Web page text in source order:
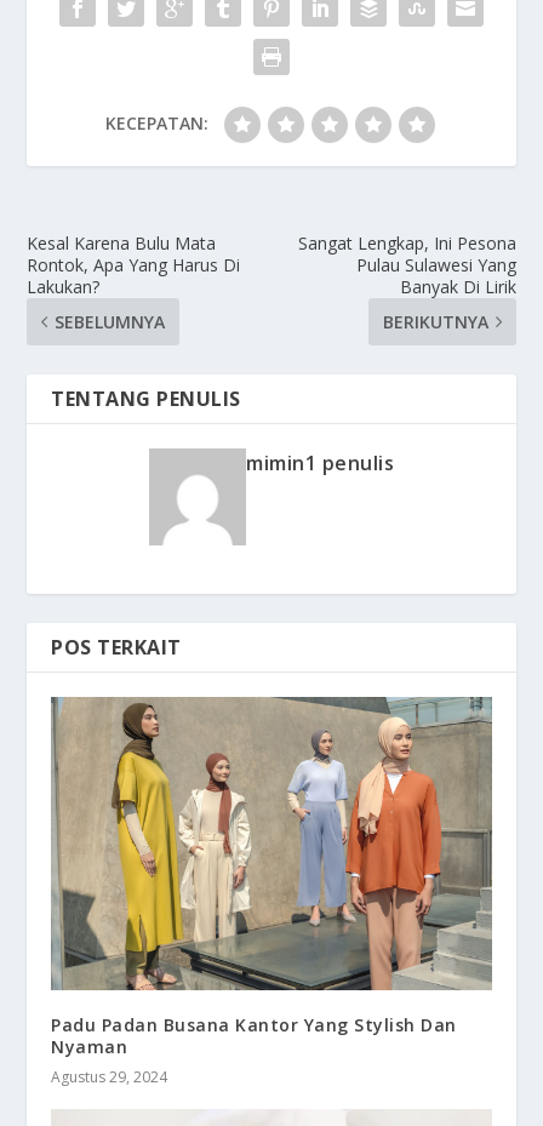
KECEPATAN:
Kesal Karena Bulu Mata
Rontok, Apa Yang Harus Di
Lakukan?
SEBELUMNYA
Sangat Lengkap, Ini Pesona
Pulau Sulawesi Yang
Banyak Di Lirik
BERIKUTNYA
TENTANG PENULIS
mimin1 penulis
POS TERKAIT
Padu Padan Busana Kantor Yang Stylish Dan
Nyaman
Agustus 29, 2024